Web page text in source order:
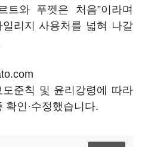
트와 푸껫은 처음”이라며
리지 사용처를 넓혀 나갈
준칙 및 윤리강령에 따라
확인·수정했습니다.